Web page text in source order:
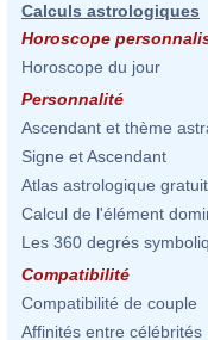
Calculs astrologiques
Horoscope
Horoscope du jour
Personnalité
Ascendant et thème
Signe et Ascendant
Atlas astrologique gratuit
Calcul de l'élément
Les 360 degrés
Compatibilité
Compatibilité de couple
Affinités entre célébrités